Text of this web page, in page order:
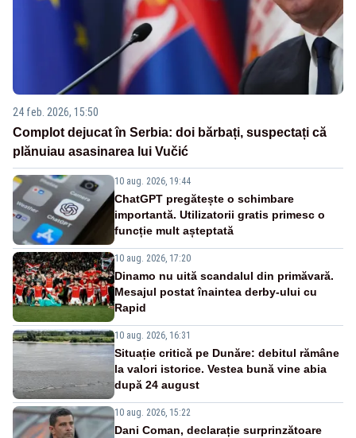
24 feb. 2026, 15:50
Complot dejucat în Serbia: doi bărbați, suspectați că
plănuiau asasinarea lui Vučić
10 aug. 2026, 19:44
ChatGPT pregătește o schimbare
importantă. Utilizatorii gratis primesc o
funcție mult așteptată
10 aug. 2026, 17:20
Dinamo nu uită scandalul din primăvară.
Mesajul postat înaintea derby-ului cu
Rapid
10 aug. 2026, 16:31
Situație critică pe Dunăre: debitul rămâne
la valori istorice. Vestea bună vine abia
după 24 august
10 aug. 2026, 15:22
Dani Coman, declarație surprinzătoare